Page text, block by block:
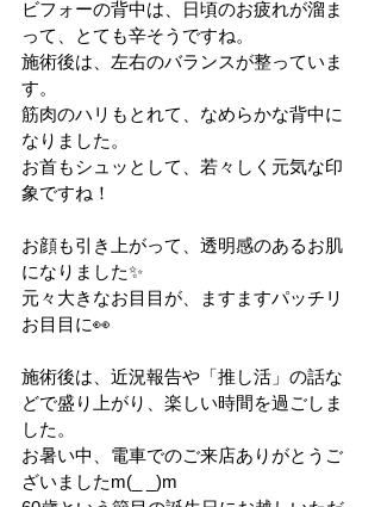
ビフォーの背中は、日頃のお疲れが溜ま
って、とても辛そうですね。
施術後は、左右のバランスが整っていま
す。
筋肉のハリもとれて、なめらかな背中に
なりました。
お首もシュッとして、若々しく元気な印
象ですね！
お顔も引き上がって、透明感のあるお肌
になりました✨
元々大きなお目目が、ますますパッチリ
お目目に👀
施術後は、近況報告や「推し活」の話な
どで盛り上がり、楽しい時間を過ごしま
した。
お暑い中、電車でのご来店ありがとうご
ざいましたm(_ _)m